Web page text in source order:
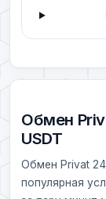
Обмен
USDT
Обмен Privat 24
популярная